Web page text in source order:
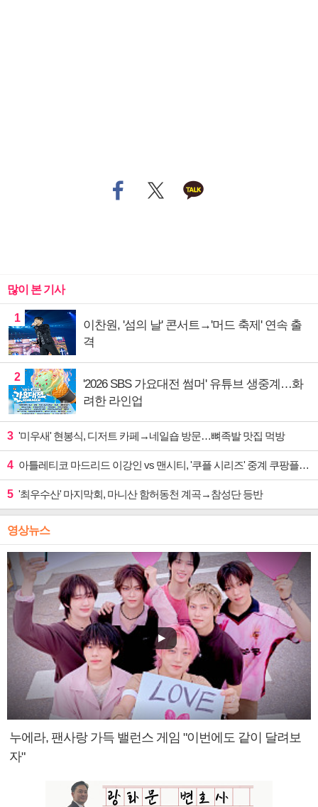
많이 본 기사
1
이찬원, '섬의 날' 콘서트→'머드 축제' 연속 출
격
2
'2026 SBS 가요대전 썸머' 유튜브 생중계…화
려한 라인업
3 '미우새' 현봉식, 디저트 카페→네일숍 방문…뼈족발 맛집 먹방
4 아틀레티코 마드리드 이강인 vs 맨시티, '쿠플 시리즈' 중계 쿠팡플레이
5 '최우수산' 마지막회, 마니산 함허동천 계곡→참성단 등반
영상뉴스
누에라, 팬사랑 가득 밸런스 게임 "이번에도 같이 달려보
자"